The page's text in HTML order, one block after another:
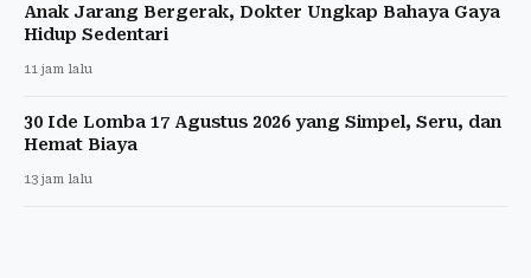
Anak Jarang Bergerak, Dokter Ungkap Bahaya Gaya
Hidup Sedentari
11 jam lalu
30 Ide Lomba 17 Agustus 2026 yang Simpel, Seru, dan
Hemat Biaya
13 jam lalu